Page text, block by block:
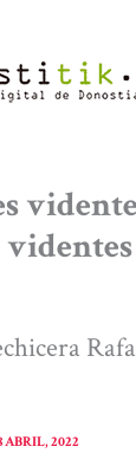
ABRIL, 2022